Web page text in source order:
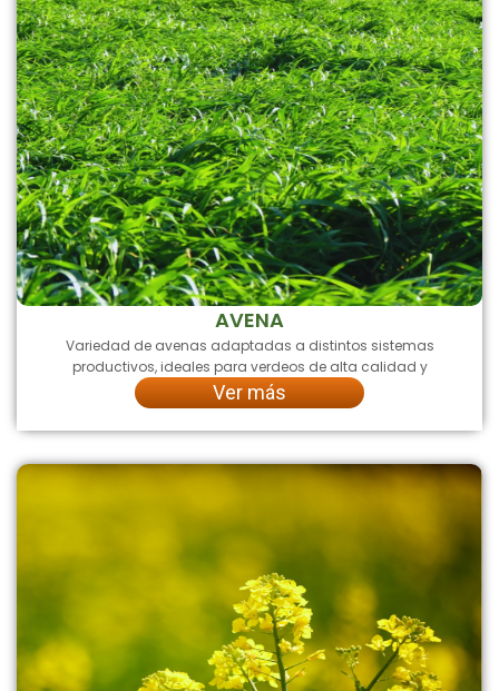
AVENA
Variedad de avenas adaptadas a distintos sistemas
productivos, ideales para verdeos de alta calidad y
Ver más